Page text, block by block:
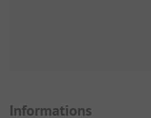
Informations